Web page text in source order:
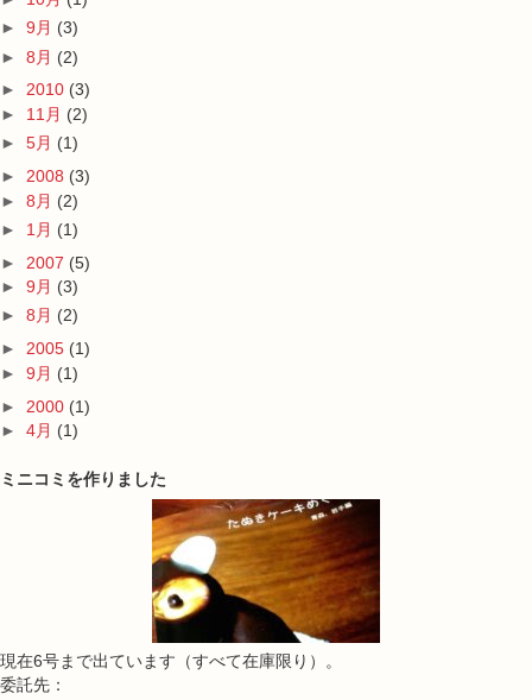
► 9月 (3)
► 8月 (2)
► 2010 (3)
► 11月 (2)
► 5月 (1)
► 2008 (3)
► 8月 (2)
► 1月 (1)
► 2007 (5)
► 9月 (3)
► 8月 (2)
► 2005 (1)
► 9月 (1)
► 2000 (1)
► 4月 (1)
ミニコミを作りました
現在6号まで出ています（すべて在庫限り）。
委託先：